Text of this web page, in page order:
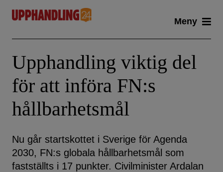
content
Meny
Upphandling viktig del
för att införa FN:s
hållbarhetsmål
Nu går startskottet i Sverige för Agenda
2030, FN:s globala hållbarhetsmål som
fastställts i 17 punkter. Civilminister Ardalan